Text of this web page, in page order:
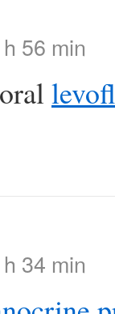
56 min
34 min